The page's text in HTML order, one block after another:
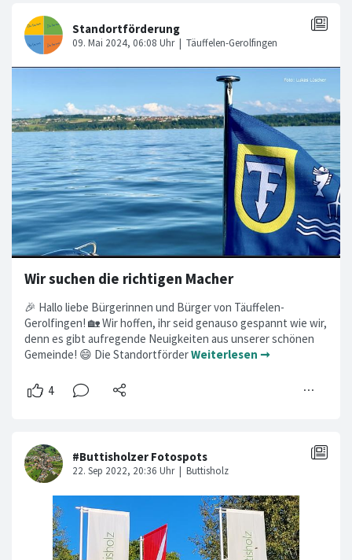
Wir suchen die richtigen Macher
🎉 Hallo liebe Bürgerinnen und Bürger von Täuffelen-
Gerolfingen! 🏡 Wir hoffen, ihr seid genauso gespannt wie wir,
denn es gibt aufregende Neuigkeiten aus unserer schönen
Gemeinde! 😄 Die StandortförderWeiterlesen ➞